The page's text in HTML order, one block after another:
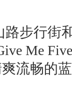
步行街
Me
流畅的